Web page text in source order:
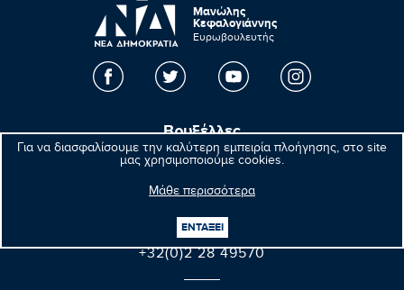
Για να διασφαλίσουμε την καλύτερη εμπειρία πλοήγησης, στο site
μας χρησιμοποιούμε cookies.
Μάθε περισσότερα
ΕΝΤΑΞΕΙ
Μανώλης
Κεφαλογιάννης
Ευρωβουλευτής
Βρυξέλλες
Parlement européen Bât. Altiero Spinelli
08E165 60, rue Wiertz / Wiertzstraat 60
B-1047 Bruxelles/Brussel
+32(0)2 28 45570
+32(0)2 28 49570